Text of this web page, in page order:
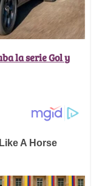
la serie Gol y